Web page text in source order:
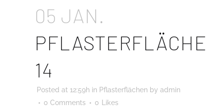
05 JAN.
PFLASTERFLÄCHE
14
Posted at 12:59h in Pflasterflächen by admin
0 Comments
0 Likes